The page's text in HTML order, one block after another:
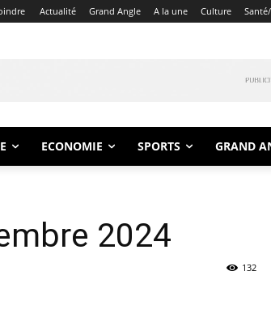
Actualité Grand Angle A la une Culture
ECONOMIE SPORTS GRAND
2024
132